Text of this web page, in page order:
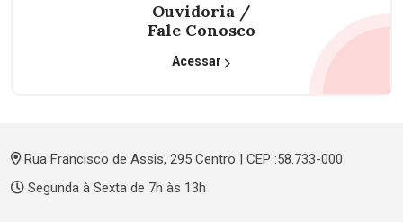
Ouvidoria /
Fale Conosco
Acessar
Rua Francisco de Assis, 295 Centro | CEP :58.733-000
Segunda à Sexta de 7h às 13h